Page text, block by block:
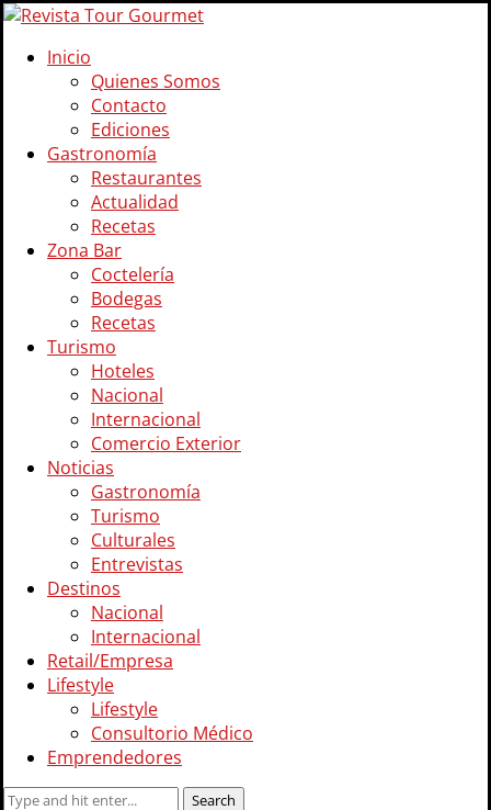
Inicio
Quienes Somos
Contacto
Ediciones
Gastronomía
Restaurantes
Actualidad
Recetas
Zona Bar
Coctelería
Bodegas
Recetas
Turismo
Hoteles
Nacional
Internacional
Comercio Exterior
Noticias
Gastronomía
Turismo
Culturales
Entrevistas
Destinos
Nacional
Internacional
Retail/Empresa
Lifestyle
Lifestyle
Consultorio Médico
Emprendedores